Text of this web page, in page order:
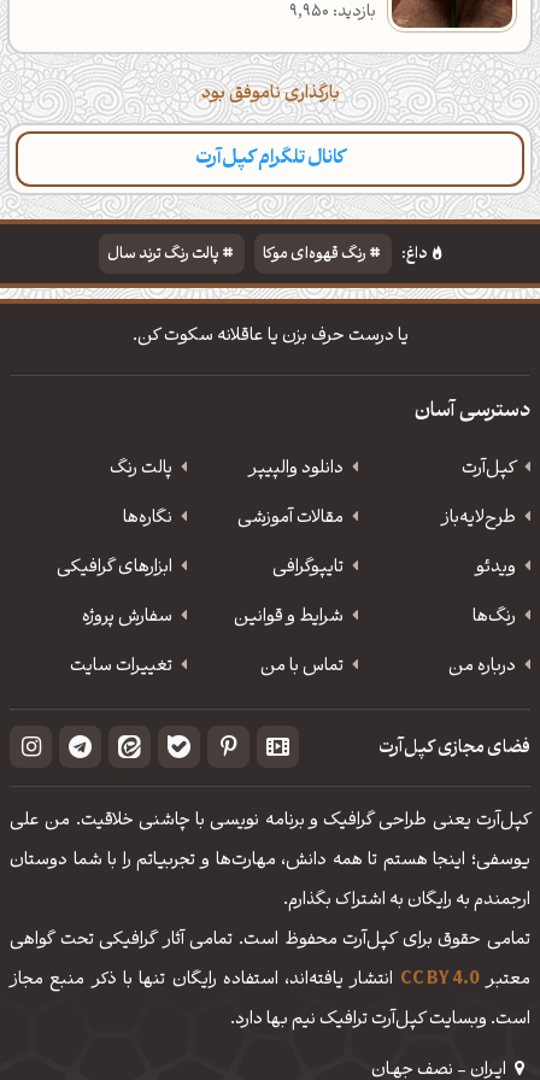
بازدید: 9,950
بارگذاری ناموفق بود
کانال تلگرام کپل‌آرت
داغ: رنگ قهوه‌ای موکا
پالت رنگ ترند سال
دانلود والپیپر مذهبی
تایپوگرافی شعر مولانا
یا درست حرف بزن یا عاقلانه سکوت کن.
دسترسی آسان
کپل‌آرت دانلود‌ والپیپر
پالت رنگ
طرح‌لایه‌باز
مقالات آموزشی
نگاره‌ها
ویدئو
‌تایپوگرافی
ابزارهای گرافیکی
رنگ‌ها
شرایط و قوانین
سفارش پروژه
درباره من
تماس با من تغییرات سایت
فضای مجازی کپل‌آرت
کپل‌آرت یعنی طراحی گرافیک و برنامه نویسی با چاشنی خلاقیت. من علی
یوسفی؛ اینجا هستم تا همه دانش، مهارت‌‌ها و تجربیاتم را با شما دوستان
ارجمندم به رایگان به اشتراک بگذارم.
تمامی حقوق برای کپل‌آرت محفوظ است. تمامی آثار گرافیکی تحت گواهی
معتبرCC BY 4.0 انتشار یافته‌اند، استفاده رایگان تنها با ذکر منبع مجاز
است. وبسایت کپل‌آرت ترافیک نیم بها دارد.
ایـران - نصف جهـان